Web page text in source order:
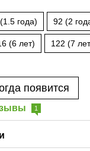
года) 92 (2
(6 лет) 122 (7
появится
1